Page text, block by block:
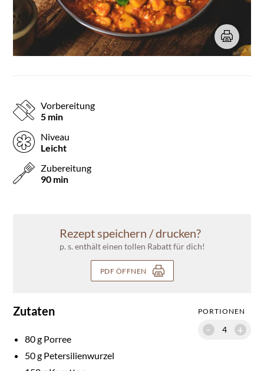
Vorbereitung
5 min
Niveau
Leicht
Zubereitung
90 min
Rezept speichern / drucken?
p. s. enthält einen tollen Rabatt für dich!
PDF ÖFFNEN
Zutaten PORTIONEN
+
-
80g Porree
50g Petersilienwurzel